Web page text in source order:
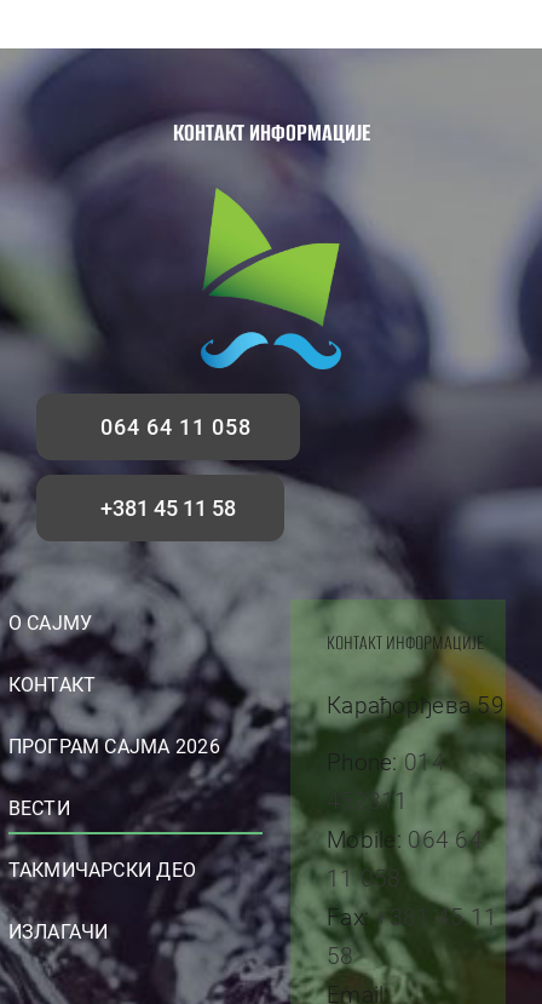
КОНТАКТ ИНФОРМАЦИЈЕ
064 64 11 058
+381 45 11 58
О САЈМУ
КОНТАКТ
ПРОГРАМ САЈМА 2026
ВЕСТИ
ТАКМИЧАРСКИ ДЕО
ИЗЛАГАЧИ
КОНТАКТ ИНФОРМАЦИЈЕ
Карађорђева 59
Phone:014
452311
Mobile: 064 64
11 058
Fax:+381 45 11
58
Email: